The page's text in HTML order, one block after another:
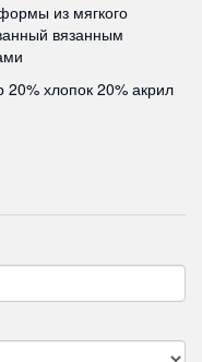
из мягкого
вязанным
хлопок 20% акрил